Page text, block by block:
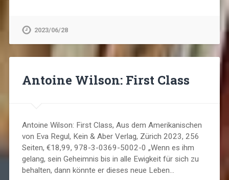
2023/06/28
Antoine Wilson: First Class
Antoine Wilson: First Class, Aus dem Amerikanischen
von Eva Regul, Kein & Aber Verlag, Zürich 2023, 256
Seiten, €18,99, 978-3-0369-5002-0 „Wenn es ihm
gelang, sein Geheimnis bis in alle Ewigkeit für sich zu
behalten, dann könnte er dieses neue Leben…